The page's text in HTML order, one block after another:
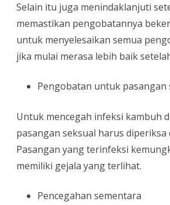
Selain itu juga menindaklanjuti
memastikan pengobatannya
untuk menyelesaikan semua
jika mulai merasa lebih baik
Pengobatan untuk pasangan
Untuk mencegah infeksi kambuh
pasangan seksual harus diperiksa
Pasangan yang terinfeksi
memiliki gejala yang terlihat.
Pencegahan sementara